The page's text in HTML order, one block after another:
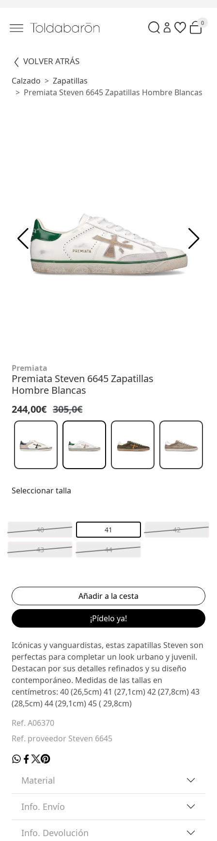
0
VOLVER ATRÁS
Calzado
Zapatillas
Premiata Steven 6645 Zapatillas Hombre Blancas
Premiata
Premiata Steven 6645 Zapatillas
Hombre Blancas
244,00€ 305,0€
Seleccionar talla
40 41 42
43 44
¡Pídelo ya!
Icónicas y vanguardistas, estas zapatillas Steven son
perfectas para completar un look urbano y juvenil.
Destacan por sus detalles refinados y su diseño
contemporáneo. Medidas de las tallas en
centímetros: 40 (26,5cm) 41 (27,1cm) 42 (27,8cm) 43
(28,5cm) 44 (29,1cm) 45 ( 29,8cm)
Ref. A06370
Ref. proveedor Steven 6645
Material
Info. Envío
Info. Devolución